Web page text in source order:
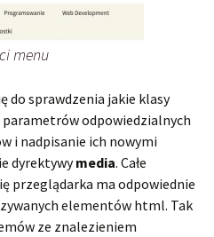
menu
do sprawdzenia jakie klasy
parametrów odpowiedzialnych
i nadpisanie ich nowymi
dyrektywymedia. Całe
przeglądarka ma odpowiednie
elementów html. Tak
ze znalezieniem